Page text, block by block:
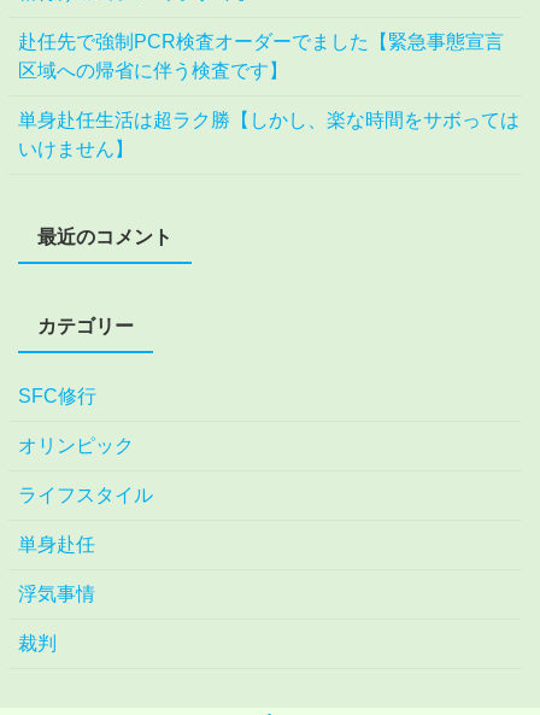
赴任先で強制PCR検査オーダーでました【緊急事態宣言
区域への帰省に伴う検査です】
単身赴任生活は超ラク勝【しかし、楽な時間をサボっては
いけません】
最近のコメント
カテゴリー
SFC修行
オリンピック
ライフスタイル
単身赴任
浮気事情
裁判